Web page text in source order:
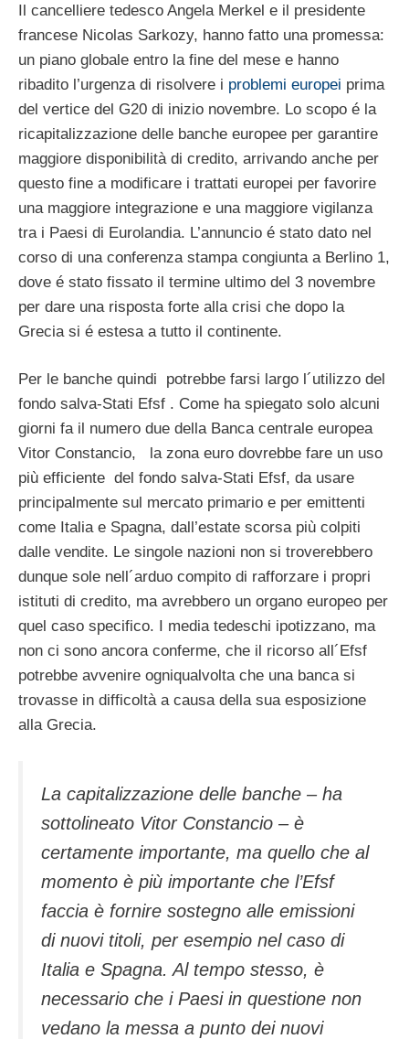
Il cancelliere tedesco Angela Merkel e il presidente
francese Nicolas Sarkozy, hanno fatto una promessa:
un piano globale entro la fine del mese e hanno
ribadito l’urgenza di risolvere i problemi europei prima
del vertice del G20 di inizio novembre. Lo scopo é la
ricapitalizzazione delle banche europee per garantire
maggiore disponibilità di credito, arrivando anche per
questo fine a modificare i trattati europei per favorire
una maggiore integrazione e una maggiore vigilanza
tra i Paesi di Eurolandia. L’annuncio é stato dato nel
corso di una conferenza stampa congiunta a Berlino 1,
dove é stato fissato il termine ultimo del 3 novembre
per dare una risposta forte alla crisi che dopo la
Grecia si é estesa a tutto il continente.
Per le banche quindi potrebbe farsi largo l´utilizzo del
fondo salva-Stati Efsf . Come ha spiegato solo alcuni
giorni fa il numero due della Banca centrale europea
Vitor Constancio, la zona euro dovrebbe fare un uso
più efficiente del fondo salva-Stati Efsf, da usare
principalmente sul mercato primario e per emittenti
come Italia e Spagna, dall’estate scorsa più colpiti
dalle vendite. Le singole nazioni non si troverebbero
dunque sole nell´arduo compito di rafforzare i propri
istituti di credito, ma avrebbero un organo europeo per
quel caso specifico. I media tedeschi ipotizzano, ma
non ci sono ancora conferme, che il ricorso all´Efsf
potrebbe avvenire ogniqualvolta che una banca si
trovasse in difficoltà a causa della sua esposizione
alla Grecia.
La capitalizzazione delle banche – ha
sottolineato Vitor Constancio – è
certamente importante, ma quello che al
momento è più importante che l’Efsf
faccia è fornire sostegno alle emissioni
di nuovi titoli, per esempio nel caso di
Italia e Spagna. Al tempo stesso, è
necessario che i Paesi in questione non
vedano la messa a punto dei nuovi